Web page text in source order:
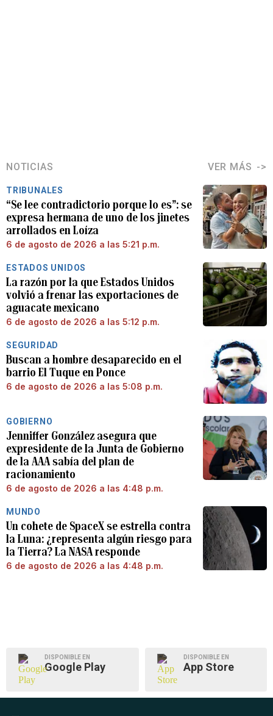
NOTICIAS VER MÁS
TRIBUNALES
“Se lee contradictorio porque lo es”: se
expresa hermana de uno de los jinetes
arrollados en Loíza
6 de agosto de 2026 a las 5:21 p.m.
ESTADOS UNIDOS
La razón por la que Estados Unidos
volvió a frenar las exportaciones de
aguacate mexicano
6 de agosto de 2026 a las 5:12 p.m.
SEGURIDAD
Buscan a hombre desaparecido en el
barrio El Tuque en Ponce
6 de agosto de 2026 a las 5:08 p.m.
GOBIERNO
Jenniffer González asegura que
expresidente de la Junta de Gobierno
de la AAA sabía del plan de
racionamiento
6 de agosto de 2026 a las 4:48 p.m.
MUNDO
Un cohete de SpaceX se estrella contra
la Luna: ¿representa algún riesgo para
la Tierra? La NASA responde
6 de agosto de 2026 a las 4:48 p.m.
DISPONIBLE EN
Google Play
DISPONIBLE EN
App Store